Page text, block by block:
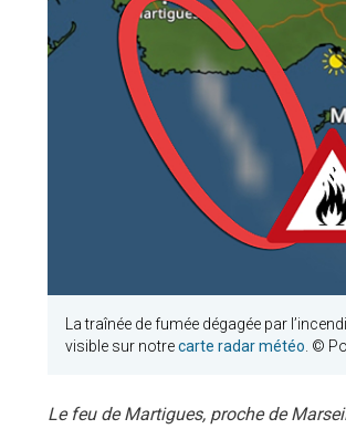
La traînée de fumée dégagée par
visible sur notrecarte radar météo. ©
Le feu de Martigues, proche de